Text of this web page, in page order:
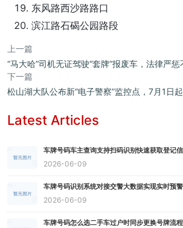
东风路西沙路路口
滨江路石碣公园路段
上一篇
“马大哈”司机无证驾驶“套牌”报废车，法律严惩
下一篇
松山湖大队公布新“电子警察”监控点，7月1日
Latest Articles
车牌号码车主查询支持扫码识别快速获取登记
2026-06-09
车牌号码识别系统对接交警大数据实现实时预警
2026-06-09
车牌号码怎么选二手车过户时同步更换号牌流